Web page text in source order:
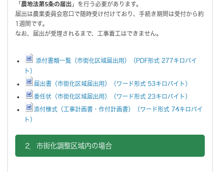
「 農地法第5条の届出 」を行う必要があります。
届出は農業委員会窓口で随時受け付けており、手続き期間は受付から約
1週間です。
なお、届出が受理されるまで、工事着工はできません。
添付書類一覧（市街化区域届出用）（PDF形式 277キロバイ
ト）
届出書（市街化区域届出用）（ワード形式 53キロバイト）
委任状（市街化区域届出用）（ワード形式 23キロバイト）
添付様式（工事計画書・作付計画書）（ワード形式 74キロバイ
ト）
2．市街化調整区域内の場合